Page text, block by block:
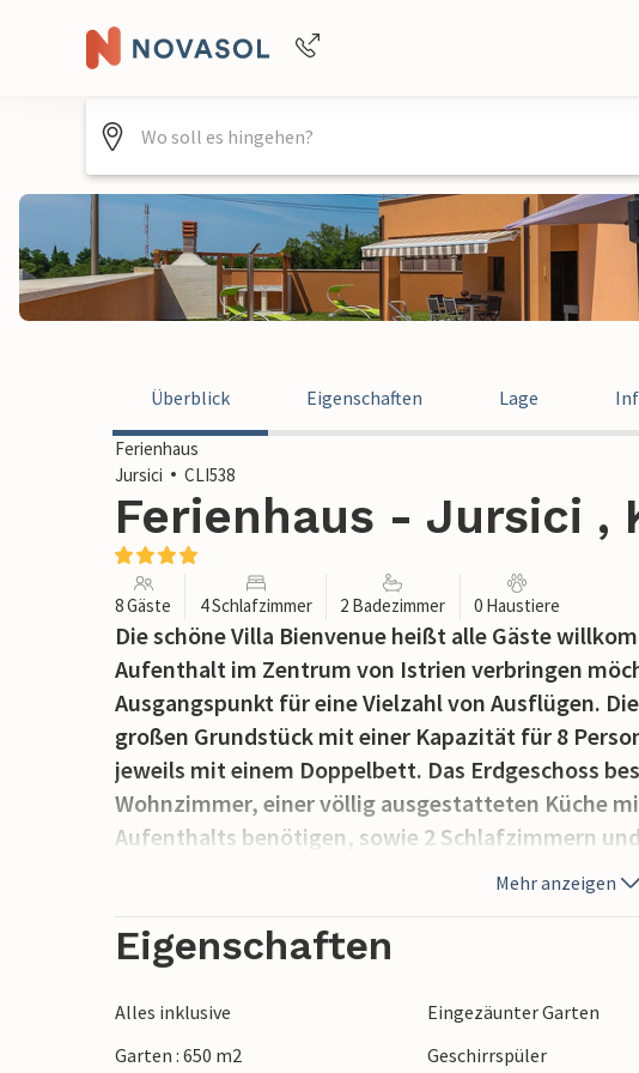
+4940688715475
Überblick Eigenschaften Lage
Ferienhaus
Jursici
CLI538
Ferienhaus - Jursici ,
8 Gäste 4 Schlafzimmer 2 Badezimmer 0 Haustiere
Die schöne Villa Bienvenue heißt alle Gäste
Aufenthalt im Zentrum von Istrien verbringen
Ausgangspunkt für eine Vielzahl von Ausflügen.
großen Grundstück mit einer Kapazität für 8
jeweils mit einem Doppelbett. Das Erdgeschoss
Wohnzimmer, einer völlig ausgestatteten Küche
Aufenthalts benötigen, sowie 2 Schlafzimmern
restlichen 2 Schlafzimmer und ein Bad mit Wanne
auch einen schönen Balkon mit Blick auf die
private Pool im Garten bietet Erfrischung an
Essbereich im Freien der perfekte Ort ist, um sich
Freien auf dem Holzkohlegrill zu genießen.Das
Mehr anzeigen
Eigenschaften
Alles inklusive Eingezäunter Garten
Garten : 650 m2
Geschirrspüler